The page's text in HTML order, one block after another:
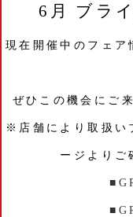
6月 ブラ
現在開催中のフェア
ぜひこの機会にご
※店舗により取扱い
ージよりご